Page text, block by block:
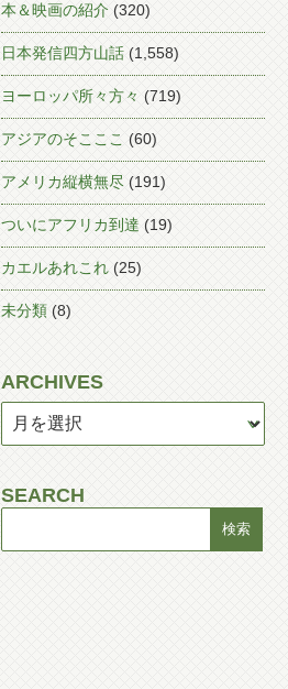
本＆映画の紹介 (320)
日本発信四方山話 (1,558)
ヨーロッパ所々方々 (719)
アジアのそこここ (60)
アメリカ縦横無尽 (191)
ついにアフリカ到達 (19)
カエルあれこれ (25)
未分類 (8)
ARCHIVES
SEARCH